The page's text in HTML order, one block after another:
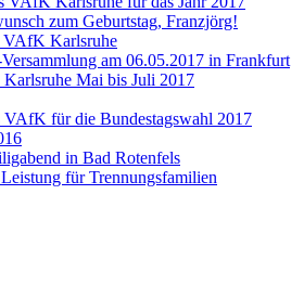
zum Geburtstag, Franzjörg!
VAfK Karlsruhe
am 06.05.2017 in Frankfurt
Mai bis Juli 2017
VAfK für die Bundestagswahl 2017
in Bad Rotenfels
für Trennungsfamilien